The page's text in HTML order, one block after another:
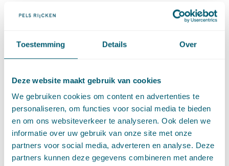
Toestemming Details Over
Deze website maakt gebruik van cookies
We gebruiken cookies om content en advertenties te
personaliseren, om functies voor social media te bieden
en om ons websiteverkeer te analyseren. Ook delen we
informatie over uw gebruik van onze site met onze
partners voor social media, adverteren en analyse. Deze
partners kunnen deze gegevens combineren met andere
kan maken op een veel lagere vergoeding dan de
geheel, voor alle werknemers gemiddeld, wél gelijkwaardig is.
wetsgeschiedenis van artikel 7:673b BW.
Voornemen kabinet
Dat het oordeel van de kantonrechter Arnhem juist is wordt
bevestigd door dekamerbrief aanpassing Wwzvan 21 april
2016. In deze brief wijst minister Asscher erop dat individueel
maatwerk bij collectieve regeling niet goed mogelijk is. Hij